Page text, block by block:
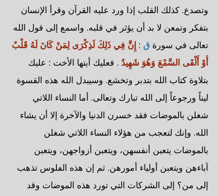
وتصدع. كذلك القلب إذا ورد عليه القرآن وقرأ الإنسان
بتفكر وتمعن لا بد أن يؤثر في قلبه. واسمع إلى قول الله
تعالى في سورة ق : إِنَّ فِي ذَلِكَ لَذِكْرَى لِمَنْ كَانَ لَهُ قَلْبٌ
أَوْ أَلْقَى السَّمْعَ وَهُوَ شَهِيدٌ . فعليك أيتها الأخت : عليك
بتلاوة كتاب الله بتدبر وتخشع. وسيبدل الله هذه القسوة
ليناً ورجوعاً إلى الله تبارك وتعالى. أما النساء اللاتي
شغلن بالموضات فقد خسرن الدنيا والآخرة إلا أن يشاء
الله. وإنك لتعجب من هؤلاء النساء اللاتي شغلن
بالموضات يتعبن أنفسهن، ويتعبن أزواجهن، ويتعبن
آباءهن ويتعبن أولياء أمورهن. ثم إن هذه الفلوس تذهب
إلى من؟ إلى الشركات التي تورد هذه الموضات وقد